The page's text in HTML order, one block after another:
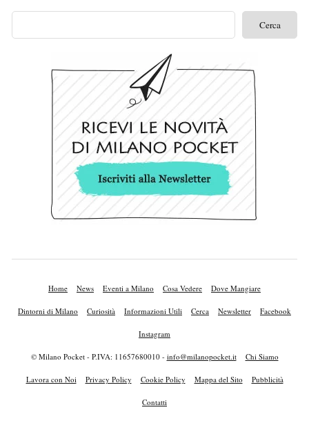
Home News Eventi a Milano Cosa Vedere Dove Mangiare
Dintorni di Milano Curiosità Informazioni Utili Cerca Newsletter Facebook
Instagram
© Milano Pocket - P.IVA: 11657680010 - info@milanopocket.it Chi Siamo
Lavora con Noi Privacy Policy Cookie Policy Mappa del Sito Pubblicità
Contatti